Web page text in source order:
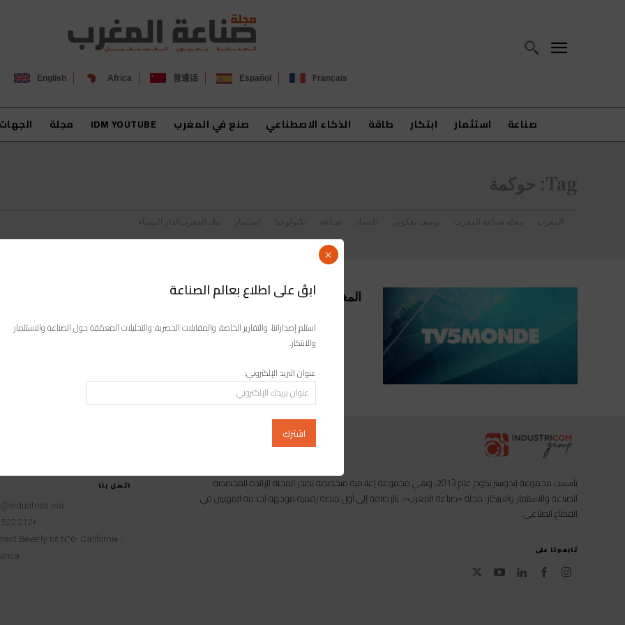
Français
Español
普通话
Africa
English
صناعة استثمار ابتكار طاقة الذكاء الاصطناعي صنع في المغرب IDM YOUTUBE مجلة الجهات
Tag: حوكمة
المغرب مجلة صناعة المغرب يوسف يعكوبي
بات المغرب على بُعد خطوة من أن يصبح أول بلد إفريقي ينضم إلى حكامة شبكة
اتصل بنا
+212 522 260451
Beverly-lot N°6- Californie -
تأسست مجموعة إندوستريكوم عام 2013، وهي مجموعة إعلامية متخصصة تصدر المجلة الرائدة المخصصة
للصناعة والاستثمار والابتكار: مجلة «صناعة المغرب»، بالإضافة إلى أول منصة رقمية موجهة لخدمة المهنيين في
القطاع الصناعي.
تابعونا على
ابقَ على اطلاع بعالم الصناعة
استلم إصداراتنا، والتقارير الخاصة، والمقابلات الحصرية، والتحليلات المعمّقة حول الصناعة والاستثمار
والابتكار.
عنوان البريد الإلكتروني:
×